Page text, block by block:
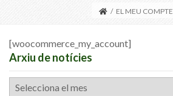
/ EL MEU COMPTE
[woocommerce_my_account]
Arxiu de notícies
Arxiu